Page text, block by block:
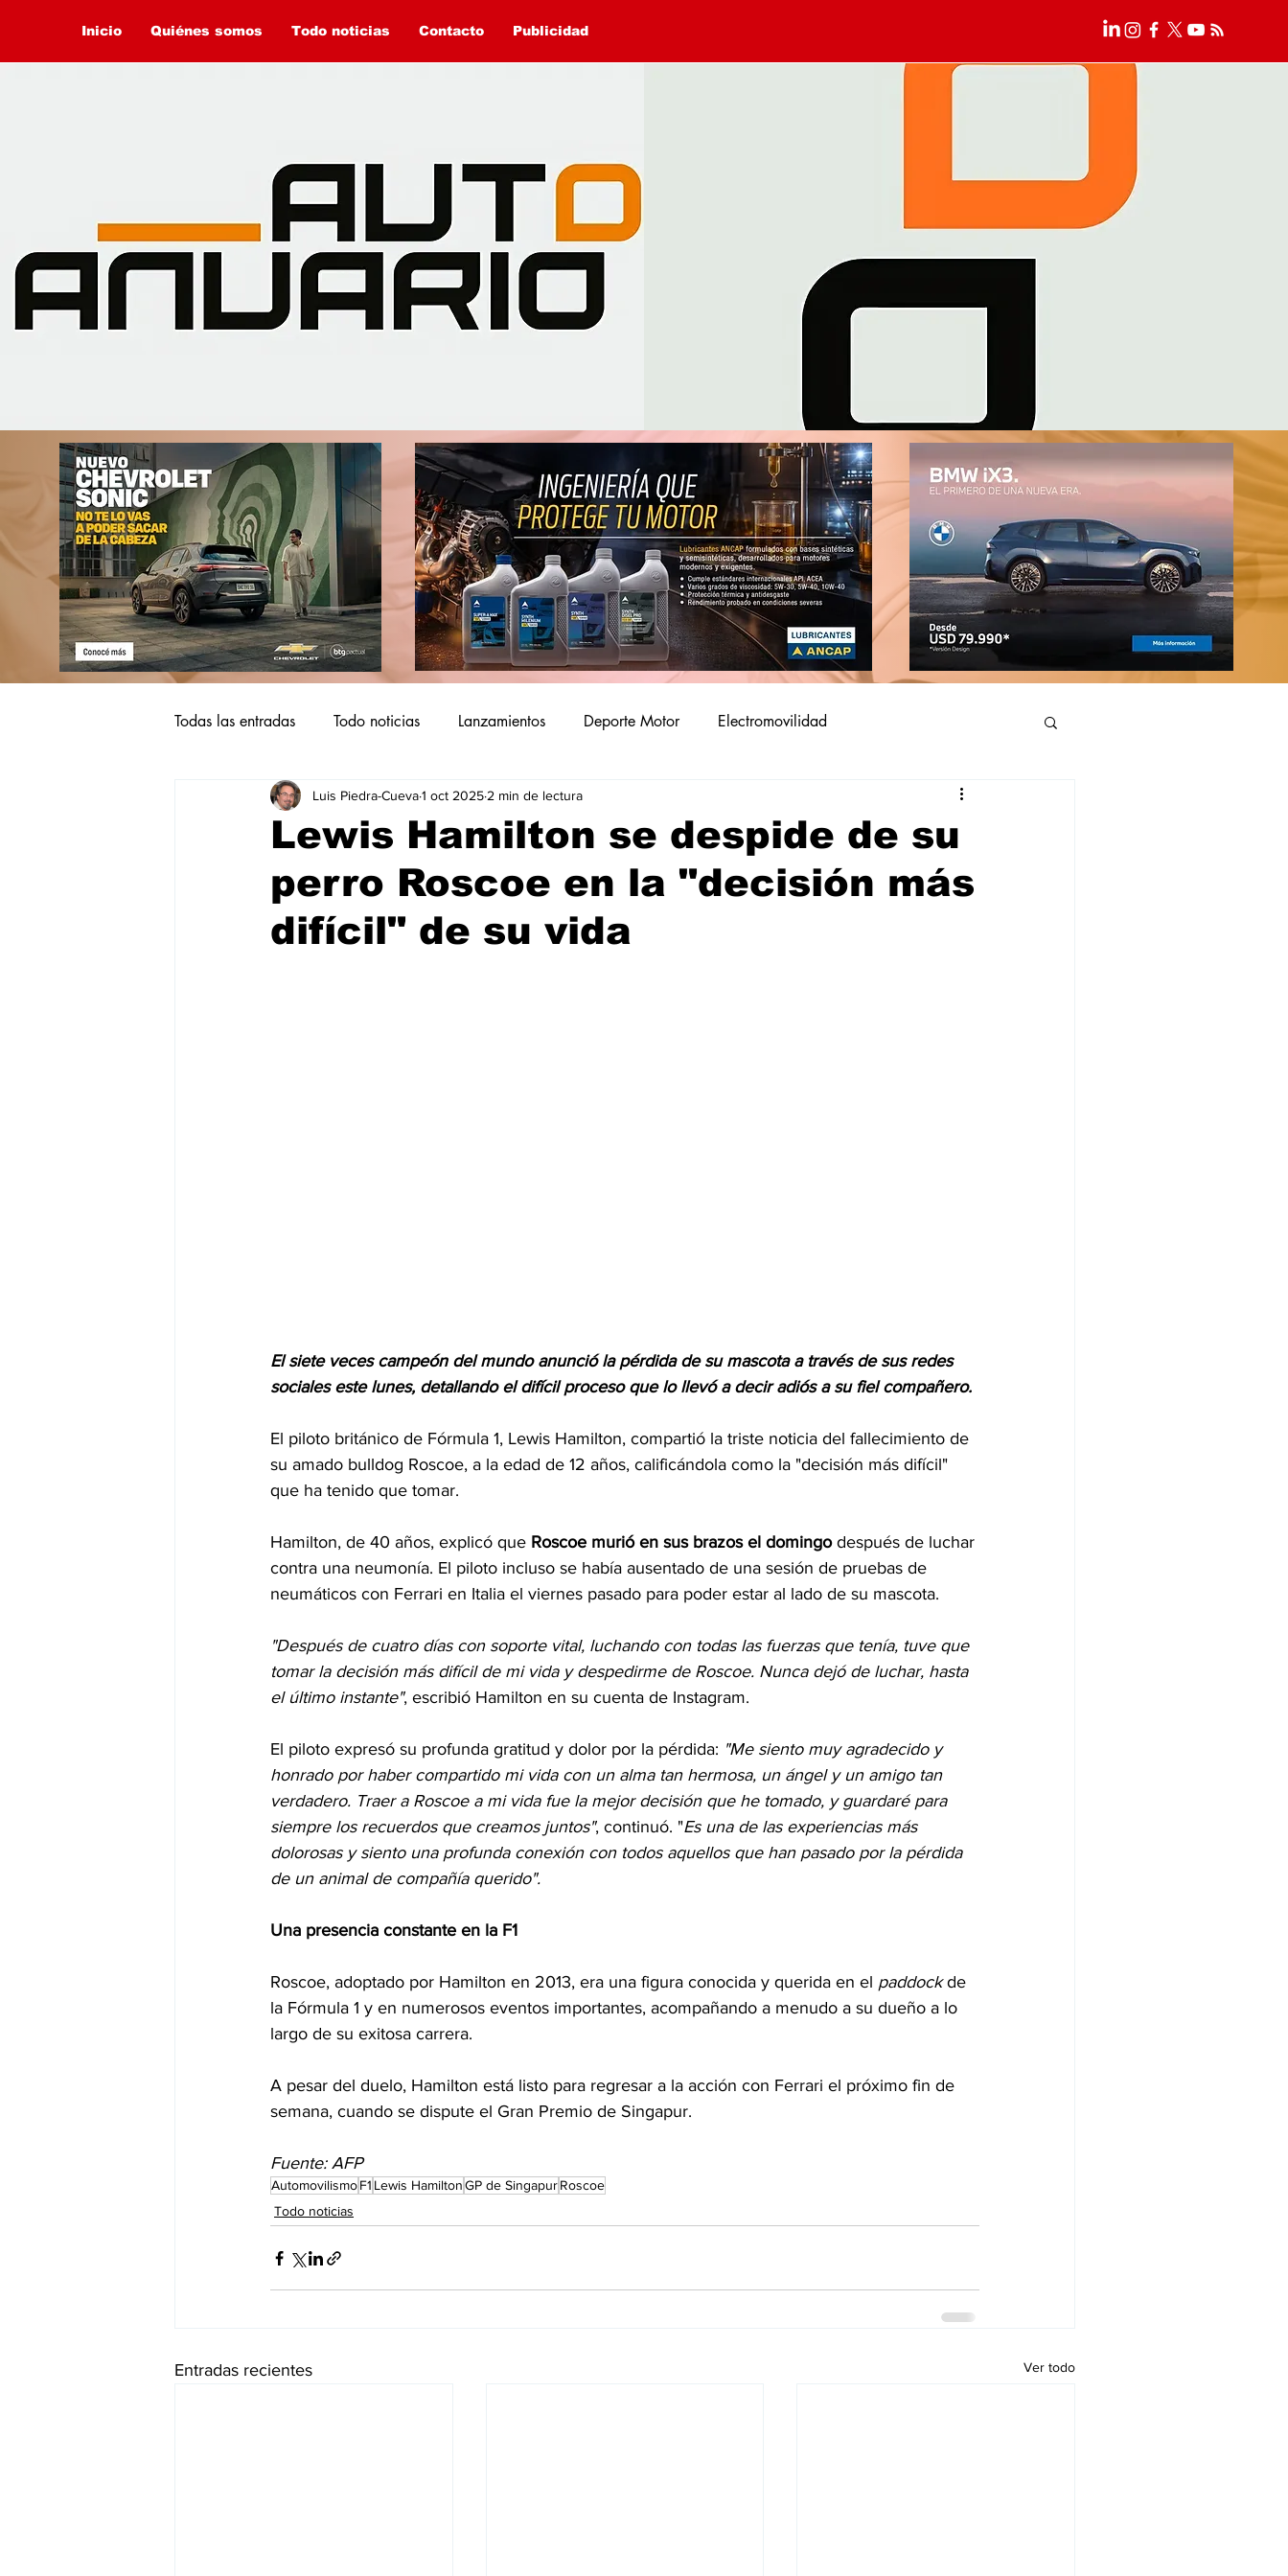
Inicio Quiénes somos Todo noticias Contacto Publicidad
Todas las entradas Todo noticias Lanzamientos Deporte Motor Electromovilidad
Lewis Hamilton se despide de su
perro Roscoe en la "decisión más
difícil" de su vida
Luis Piedra-Cueva1 oct 2025 2 min de lectura
El siete veces campeón del mundo anunció la pérdida de su mascota a través de sus redes
sociales este lunes, detallando el difícil proceso que lo llevó a decir adiós a su fiel compañero.
El piloto británico de Fórmula 1, Lewis Hamilton, compartió la triste noticia del fallecimiento de
su amado bulldog Roscoe, a la edad de 12 años, calificándola como la "decisión más difícil"
que ha tenido que tomar.
Hamilton, de 40 años, explicó que Roscoe murió en sus brazos el domingo después de luchar
contra una neumonía. El piloto incluso se había ausentado de una sesión de pruebas de
neumáticos con Ferrari en Italia el viernes pasado para poder estar al lado de su mascota.
"Después de cuatro días con soporte vital, luchando con todas las fuerzas que tenía, tuve que
tomar la decisión más difícil de mi vida y despedirme de Roscoe. Nunca dejó de luchar, hasta
el último instante", escribió Hamilton en su cuenta de Instagram.
El piloto expresó su profunda gratitud y dolor por la pérdida: "Me siento muy agradecido y
honrado por haber compartido mi vida con un alma tan hermosa, un ángel y un amigo tan
verdadero. Traer a Roscoe a mi vida fue la mejor decisión que he tomado, y guardaré para
siempre los recuerdos que creamos juntos", continuó. "Es una de las experiencias más
dolorosas y siento una profunda conexión con todos aquellos que han pasado por la pérdida
de un animal de compañía querido".
Una presencia constante en la F1
Roscoe, adoptado por Hamilton en 2013, era una figura conocida y querida en el paddock de
la Fórmula 1 y en numerosos eventos importantes, acompañando a menudo a su dueño a lo
largo de su exitosa carrera.
A pesar del duelo, Hamilton está listo para regresar a la acción con Ferrari el próximo fin de
semana, cuando se dispute el Gran Premio de Singapur.
Fuente: AFP
AutomovilismoF1 Lewis HamiltonGP de SingapurRoscoe
Todo noticias
Entradas recientes Ver todo